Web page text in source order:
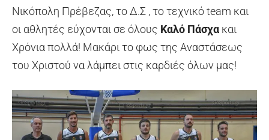
Νικόπολη Πρέβεζας, το Δ.Σ , το τεχνικό team και
οι αθλητές εύχονται σε όλους Καλό Πάσχα και
Χρόνια πολλά! Μακάρι το φως της Αναστάσεως
του Χριστού να λάμπει στις καρδιές όλων μας!